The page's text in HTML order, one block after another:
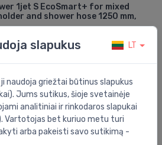
1jet S EcoSmart+ for mixed
and shower hose 1250 mm,
slapukus LT
naudoja griežtai būtinus slapukus
Jums sutikus, šioje svetainėje
analitiniai ir rinkodaros slapukai
Vartotojas bet kuriuo metu turi
arba pakeisti savo sutikimą -